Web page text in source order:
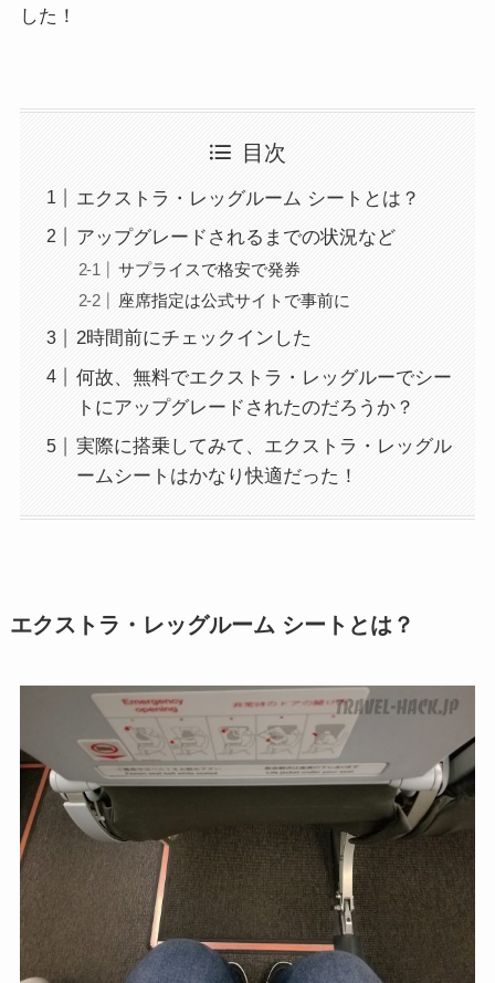
した！
目次
エクストラ・レッグルーム シートとは？
アップグレードされるまでの状況など
サプライスで格安で発券
座席指定は公式サイトで事前に
2時間前にチェックインした
何故、無料でエクストラ・レッグルーでシー
トにアップグレードされたのだろうか？
実際に搭乗してみて、エクストラ・レッグル
ームシートはかなり快適だった！
エクストラ・レッグルーム シートとは？